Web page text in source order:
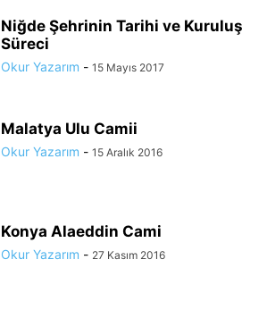
Niğde Şehrinin Tarihi ve Kuruluş
Süreci
Okur Yazarım - 15 Mayıs 2017
Malatya Ulu Camii
Okur Yazarım - 15 Aralık 2016
Konya Alaeddin Cami
Okur Yazarım - 27 Kasım 2016